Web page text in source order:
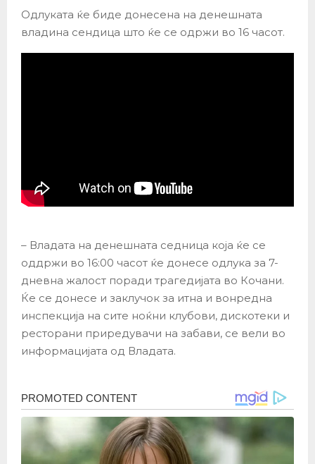
Одлуката ќе биде донесена на денешната
владина сендица што ќе се одржи во 16 часот.
– Владата на денешната седница која ќе се
оддржи во 16:00 часот ќе донесе одлука за 7-
дневна жалост поради трагедијата во Кочани.
Ќе се донесе и заклучок за итна и вонредна
инспекција на сите ноќни клубови, дискотеки и
ресторани приредувачи на забави, се вели во
информацијата од Владата.